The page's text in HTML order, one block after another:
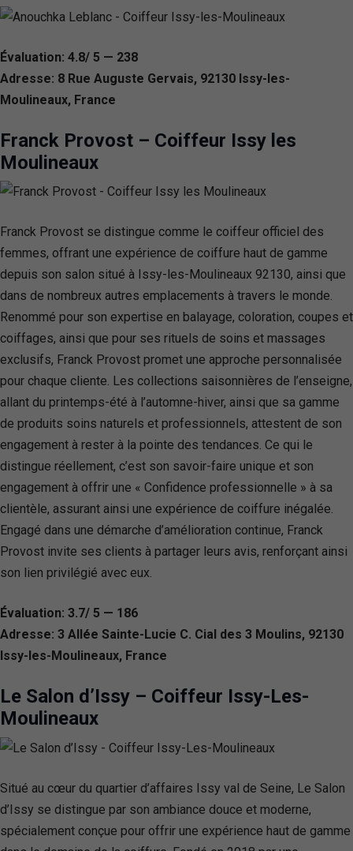
Évaluation: 4.8/ 5 — 238
Adresse: 8 Rue Auguste Gervais, 92130 Issy-les-
Moulineaux, France
Franck Provost – Coiffeur Issy les
Moulineaux
Franck Provost se distingue comme le coiffeur officiel des
femmes, offrant une expérience de coiffure haut de gamme
depuis son salon situé à Issy-les-Moulineaux 92130, ainsi que
dans de nombreux autres emplacements à travers le monde.
Renommé pour son expertise en balayage, coloration, coupes et
coiffages, ainsi que pour ses rituels de soins et massages
exclusifs, Franck Provost promet une approche personnalisée
pour chaque cliente. Les collections saisonnières de l’enseigne,
allant du printemps-été à l’automne-hiver, ainsi que sa gamme
de produits soins naturels et professionnels, attestent de son
engagement à rester à la pointe des tendances. Ce qui le
distingue réellement, c’est son savoir-faire unique et son
engagement à offrir une « Confidence professionnelle » à sa
clientèle, assurant ainsi une expérience de coiffure inégalée.
Engagé dans une démarche d’amélioration continue, Franck
Provost invite ses clients à partager leurs avis, renforçant ainsi
son lien privilégié avec eux.
Évaluation: 3.7/ 5 — 186
Adresse: 3 Allée Sainte-Lucie C. Cial des 3 Moulins, 92130
Issy-les-Moulineaux, France
Le Salon d’Issy – Coiffeur Issy-Les-
Moulineaux
Situé au cœur du quartier d’affaires Issy val de Seine, Le Salon
d’Issy se distingue par son ambiance douce et moderne,
spécialement conçue pour offrir une expérience haut de gamme